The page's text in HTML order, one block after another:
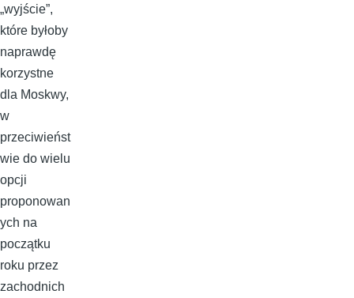
„wyjście”,
które byłoby
naprawdę
korzystne
dla Moskwy,
w
przeciwieńst
wie do wielu
opcji
proponowan
ych na
początku
roku przez
zachodnich